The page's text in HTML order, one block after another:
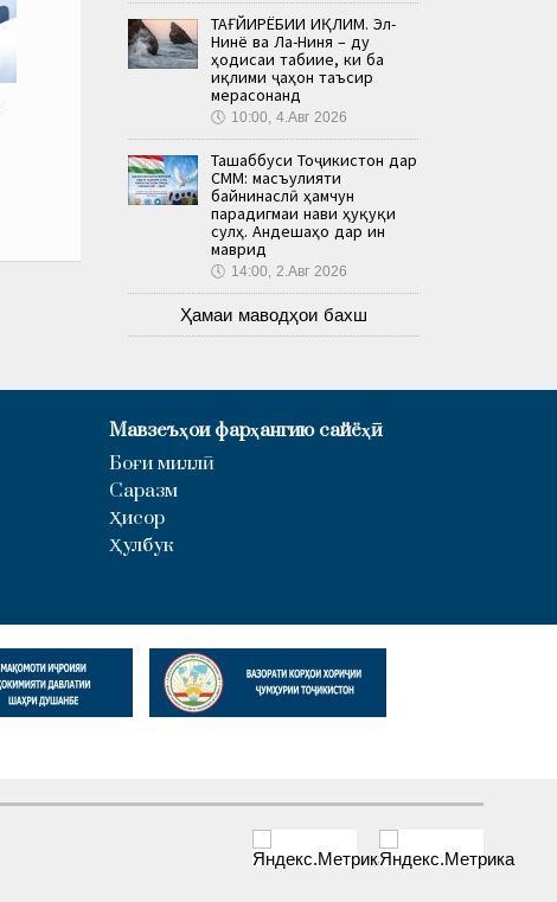
ТАҒЙИРЁБИИ ИҚЛИМ. Эл-
Нинё ва Ла-Ниня – ду
ҳодисаи табиие, ки ба
иқлими ҷаҳон таъсир
мерасонанд
🕔 10:00, 4.Авг 2026
Ташаббуси Тоҷикистон дар
СММ: масъулияти
байнинаслӣ ҳамчун
парадигмаи нави ҳуқуқи
сулҳ. Андешаҳо дар ин
маврид
🕔 14:00, 2.Авг 2026
Ҳамаи маводҳои бахш
Мавзеъҳои фарҳангию сайёҳӣ
Боғи миллӣ
Саразм
Ҳисор
Ҳулбук